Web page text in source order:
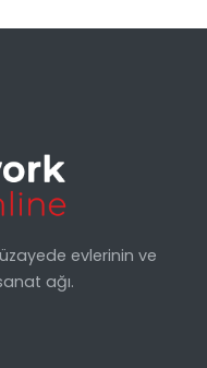
evlerinin ve
ağı.